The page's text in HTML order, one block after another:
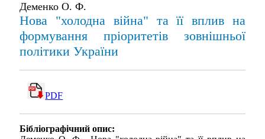
Деменко О. Ф.
Нова "холодна війна" та її вплив на
формування пріоритетів зовнішньої
політики України
PDF
Бібліографічний опис: